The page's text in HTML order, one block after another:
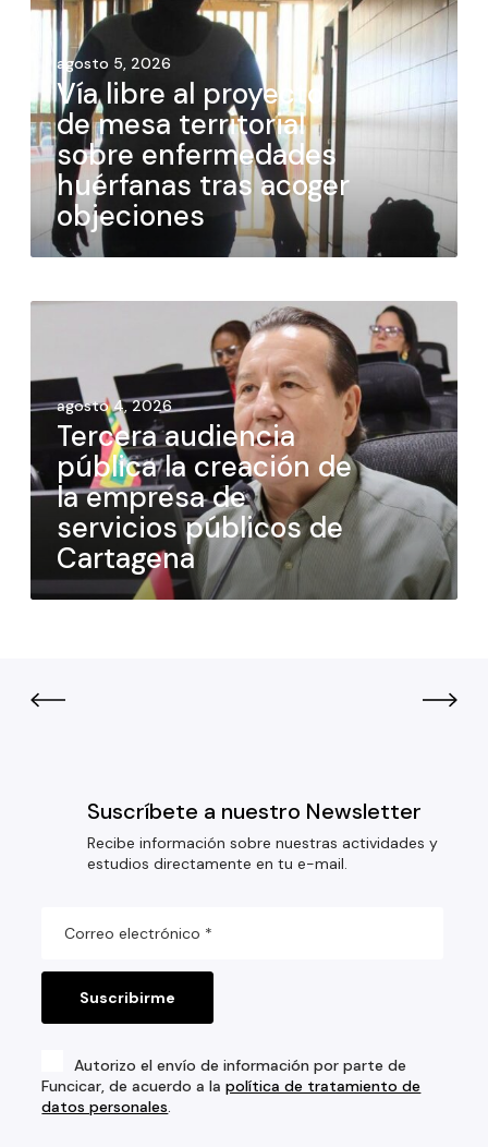
agosto 5, 2026
Vía libre al proyecto
de mesa territorial
sobre enfermedades
huérfanas tras acoger
objeciones
agosto 4, 2026
Tercera audiencia
pública la creación de
la empresa de
servicios públicos de
Cartagena
Suscríbete a nuestro Newsletter
Recibe información sobre nuestras actividades y
estudios directamente en tu e-mail.
Autorizo el envío de información por parte de
Funcicar, de acuerdo a lapolítica de tratamiento de
datos personales.